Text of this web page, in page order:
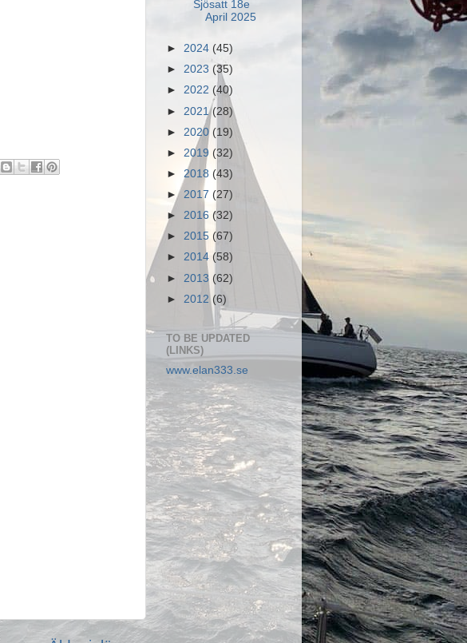
Sjösatt 18e
April 2025
► 2024 (45)
► 2023 (35)
► 2022 (40)
► 2021(28)
► 2020 (19)
► 2019 (32)
► 2018 (43)
► 2017 (27)
► 2016 (32)
► 2015 (67)
► 2014 (58)
► 2013 (62)
► 2012 (6)
TO BE UPDATED
(LINKS)
www.elan333.se